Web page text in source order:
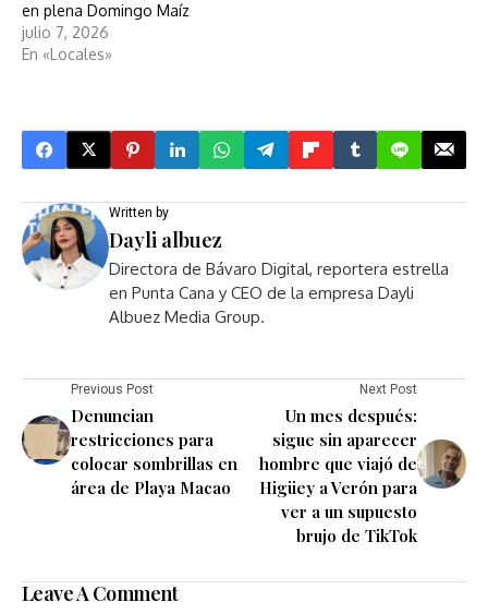
en plena Domingo Maíz
julio 7, 2026
En «Locales»
Written by
Dayli albuez
Directora de Bávaro Digital, reportera estrella
en Punta Cana y CEO de la empresa Dayli
Albuez Media Group.
Previous Post
Denuncian
restricciones para
colocar sombrillas en
área de Playa Macao
Next Post
Un mes después:
sigue sin aparecer
hombre que viajó de
Higüey a Verón para
ver a un supuesto
brujo de TikTok
Leave A Comment